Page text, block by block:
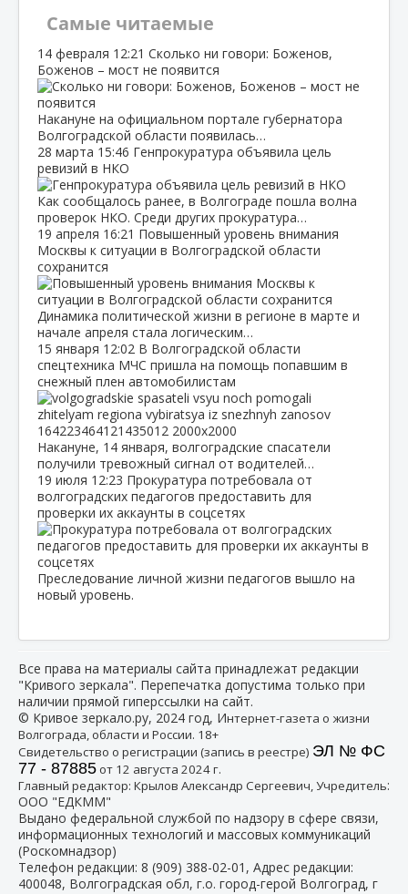
Самые читаемые
14 февраля 12:21 Сколько ни говори: Боженов,
Боженов – мост не появится
Накануне на официальном портале губернатора
Волгоградской области появилась…
28 марта 15:46 Генпрокуратура объявила цель
ревизий в НКО
Как сообщалось ранее, в Волгограде пошла волна
проверок НКО. Среди других прокуратура…
19 апреля 16:21 Повышенный уровень внимания
Москвы к ситуации в Волгоградской области
сохранится
Динамика политической жизни в регионе в марте и
начале апреля стала логическим…
15 января 12:02 В Волгоградской области
спецтехника МЧС пришла на помощь попавшим в
снежный плен автомобилистам
Накануне, 14 января, волгоградские спасатели
получили тревожный сигнал от водителей…
19 июля 12:23 Прокуратура потребовала от
волгоградских педагогов предоставить для
проверки их аккаунты в соцсетях
Преследование личной жизни педагогов вышло на
новый уровень.
Все права на материалы сайта принадлежат редакции
"Кривого зеркала". Перепечатка допустима только при
наличии прямой гиперссылки на сайт.
© Кривое зеркало.ру, 2024 год, Интернет-газета о жизни
Волгограда, области и России. 18+
Свидетельство о регистрации (запись в реестре) ЭЛ № ФС
77 - 87885от 12 августа 2024 г.
Главный редактор: Крылов Александр Сергеевич, Учредитель:
ООО "ЕДКММ"
Выдано федеральной службой по надзору в сфере связи,
информационных технологий и массовых коммуникаций
(Роскомнадзор)
Телефон редакции: 8 (909) 388-02-01 , Адрес редакции:
400048, Волгоградская обл, г.о. город-герой Волгоград, г